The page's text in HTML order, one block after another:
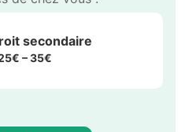
secondaire
– 35€